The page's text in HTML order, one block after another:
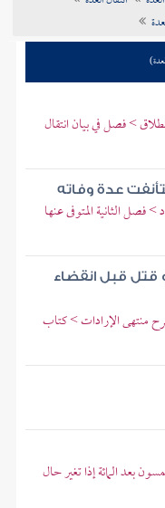
> فصل في بيان انتقال
عدة وفاته
الثانية المتوفى عنها
قتل قبل انقضاء
منتهى الإرادات > كتاب
بعد المائة إذا تغير حال